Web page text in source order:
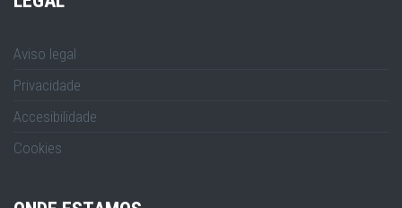
Aviso legal
Privacidade
Accesibilidade
Cookies